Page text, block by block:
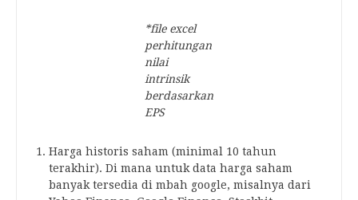
*file excel
perhitungan
nilai
intrinsik
berdasarkan
EPS
Harga historis saham (minimal 10 tahun
terakhir). Di mana untuk data harga saham
banyak tersedia di mbah google, misalnya dari